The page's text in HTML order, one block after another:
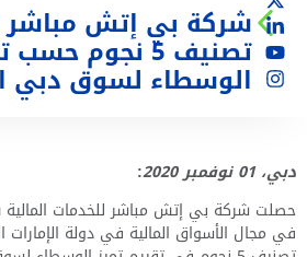
شركة بي إتش
تصنيف 5 نجوم
الوسطاء لسوق دبي
دبي،01نوفمبر2020
:
حصلت شركة بي إتش مباشر للخدمات المالية
في مجال الأسواق المالية في دولة الإمارات